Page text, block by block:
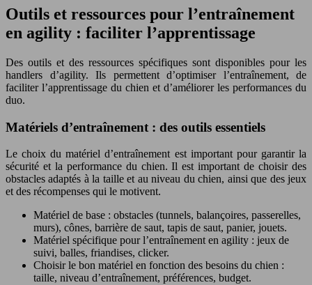
Outils et ressources pour l’entraînement
en agility : faciliter l’apprentissage
Des outils et des ressources spécifiques sont disponibles pour les
handlers d’agility. Ils permettent d’optimiser l’entraînement, de
faciliter l’apprentissage du chien et d’améliorer les performances du
duo.
Matériels d’entraînement : des outils essentiels
Le choix du matériel d’entraînement est important pour garantir la
sécurité et la performance du chien. Il est important de choisir des
obstacles adaptés à la taille et au niveau du chien, ainsi que des jeux
et des récompenses qui le motivent.
Matériel de base : obstacles (tunnels, balançoires, passerelles,
murs), cônes, barrière de saut, tapis de saut, panier, jouets.
Matériel spécifique pour l’entraînement en agility : jeux de
suivi, balles, friandises, clicker.
Choisir le bon matériel en fonction des besoins du chien :
taille, niveau d’entraînement, préférences, budget.